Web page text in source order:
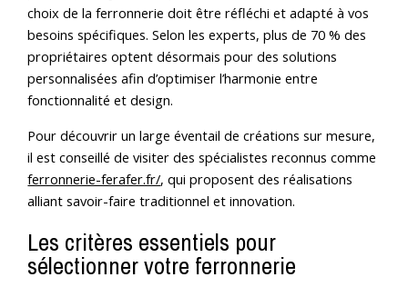
choix de la ferronnerie doit être réfléchi et adapté à vos
besoins spécifiques. Selon les experts, plus de 70 % des
propriétaires optent désormais pour des solutions
personnalisées afin d’optimiser l’harmonie entre
fonctionnalité et design.
Pour découvrir un large éventail de créations sur mesure,
il est conseillé de visiter des spécialistes reconnus comme
ferronnerie-ferafer.fr/, qui proposent des réalisations
alliant savoir-faire traditionnel et innovation.
Les critères essentiels pour
sélectionner votre ferronnerie